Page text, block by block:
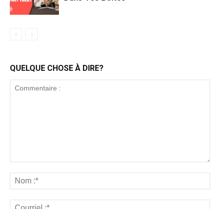
QUELQUE CHOSE À DIRE?